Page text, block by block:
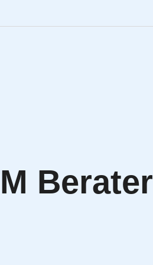
Berater